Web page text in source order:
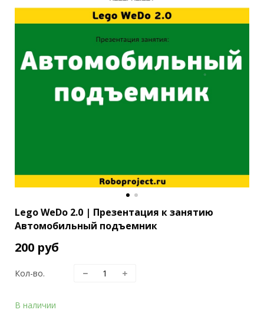
Lego WeDo 2.0 | Презентация к занятию
Автомобильный подъемник
В наличии
200 руб
Кол-во.